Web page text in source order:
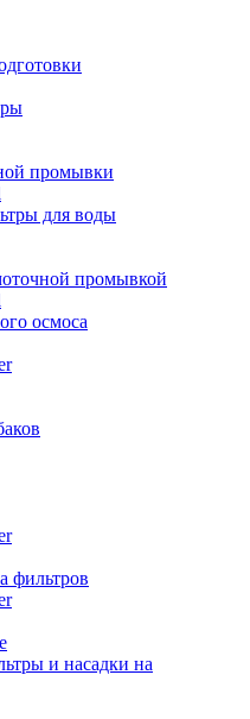
промывки
для воды
промывкой
осмоса
фильтров
и насадки на